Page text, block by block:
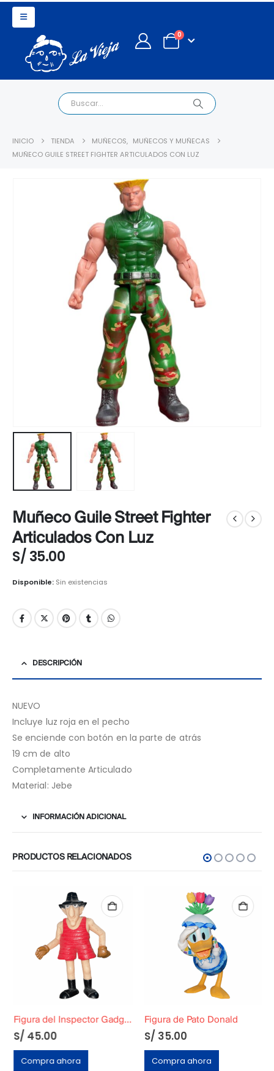
0
INICIO TIENDA MUÑECOS, MUÑECOS Y MUÑECAS
MUÑECO GUILE STREET FIGHTER ARTICULADOS CON LUZ
Muñeco Guile Street Fighter
Articulados Con Luz
S/ 35.00
Disponible: Sin existencias
DESCRIPCIÓN
NUEVO
Incluye luz roja en el pecho
Se enciende con botón en la parte de atrás
19 cm de alto
Completamente Articulado
Material: Jebe
INFORMACIÓN ADICIONAL
PRODUCTOS RELACIONADOS
Figura del Inspector Gadget
S/45.00
Compra ahora
Figura de Pato Donald
S/35.00
Compra ahora